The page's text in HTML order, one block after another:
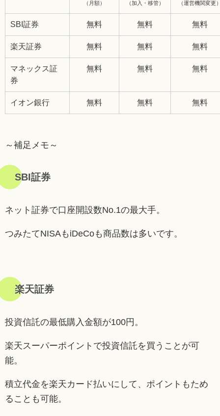
（月額） （加入・移管） （運営機関変更
SBI証券 無料 無料 無料
楽天証券 無料 無料 無料
マネックス証
券
無料 無料 無料
イオン銀行 無料 無料 無料
～補足メモ～
SBI証券
ネット証券で口座開設数No.1の最大手。
つみたてNISAもiDeCoも商品数は多いです。
楽天証券
投資信託の最低購入金額が100円。
楽天スーパーポイントで投資信託を買うことが可
能。
積立代金を楽天カード払いにして、ポイントもため
ることも可能。